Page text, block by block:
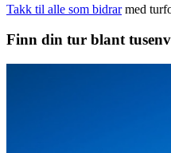
Takk til alle som bidrar med
Finn din tur blant